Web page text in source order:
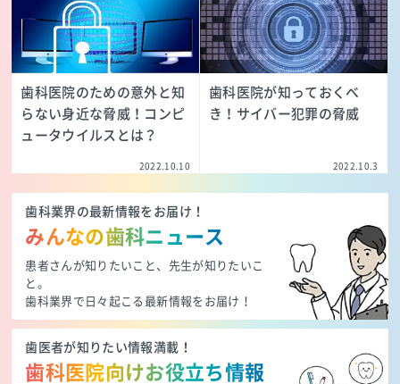
歯科医院のための意外と知
らない身近な脅威！コンピ
ュータウイルスとは？
2022.10.10
歯科医院が知っておくべ
き！サイバー犯罪の脅威
2022.10.3
歯科業界の最新情報をお届け！
みんなの歯科ニュース
患者さんが知りたいこと、先生が知りたいこ
と。
歯科業界で日々起こる最新情報をお届け！
歯医者が知りたい情報満載！
歯科医院向けお役立ち情報